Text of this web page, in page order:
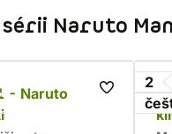
Naruto
- Naruto
2